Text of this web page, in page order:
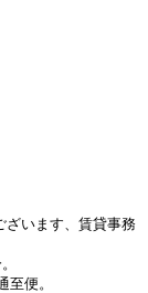
ざいます、賃貸事務
便。